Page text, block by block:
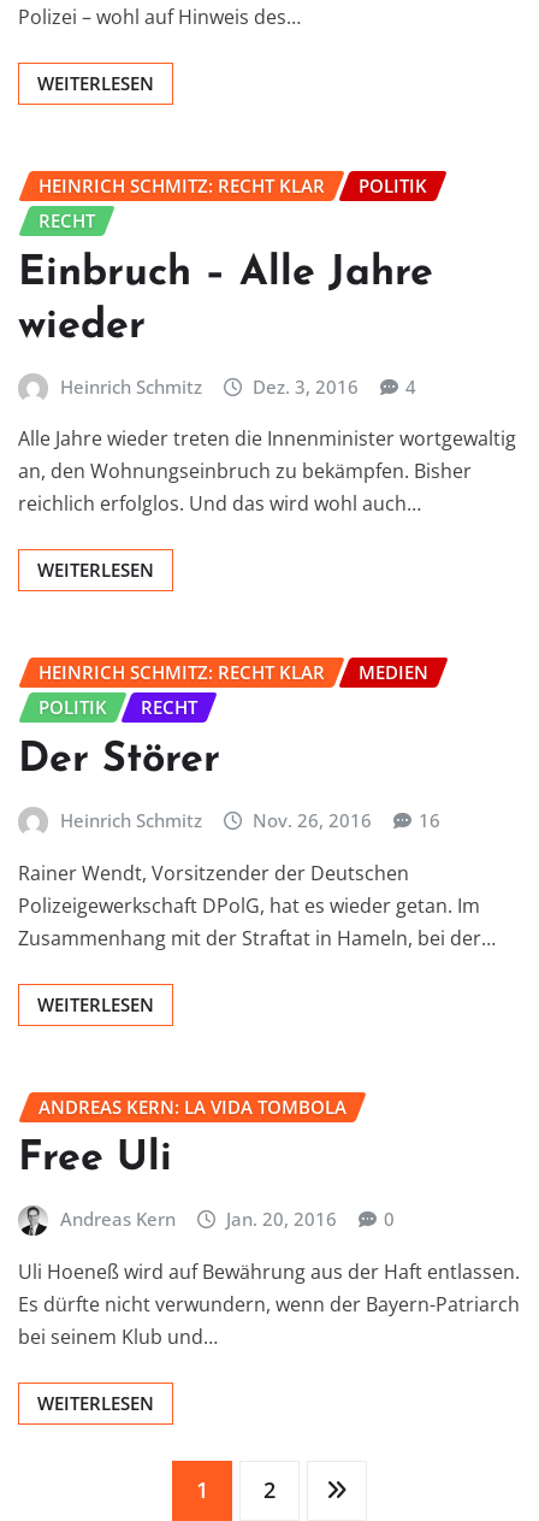
Polizei – wohl auf Hinweis des…
WEITERLESEN
HEINRICH SCHMITZ: RECHT KLAR
POLITIK
RECHT
Einbruch – Alle Jahre
wieder
Heinrich Schmitz Dez. 3, 2016 4
Alle Jahre wieder treten die Innenminister wortgewaltig
an, den Wohnungseinbruch zu bekämpfen. Bisher
reichlich erfolglos. Und das wird wohl auch…
WEITERLESEN
HEINRICH SCHMITZ: RECHT KLAR
MEDIEN
POLITIK
RECHT
Der Störer
Heinrich Schmitz Nov. 26, 2016 16
Rainer Wendt, Vorsitzender der Deutschen
Polizeigewerkschaft DPolG, hat es wieder getan. Im
Zusammenhang mit der Straftat in Hameln, bei der…
WEITERLESEN
ANDREAS KERN: LA VIDA TOMBOLA
Free Uli
Andreas Kern Jan. 20, 2016 0
Uli Hoeneß wird auf Bewährung aus der Haft entlassen.
Es dürfte nicht verwundern, wenn der Bayern-Patriarch
bei seinem Klub und…
WEITERLESEN
Seitennummerierung
1 2